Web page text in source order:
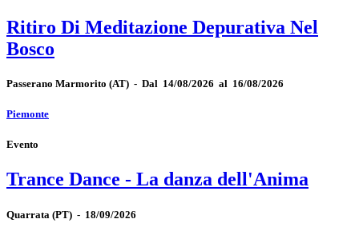
Ritiro Di Meditazione Depurativa Nel
Bosco
Passerano Marmorito (AT) - Dal 14/08/2026 al 16/08/2026
Piemonte
Evento
Trance Dance - La danza dell'Anima
Quarrata (PT) - 18/09/2026